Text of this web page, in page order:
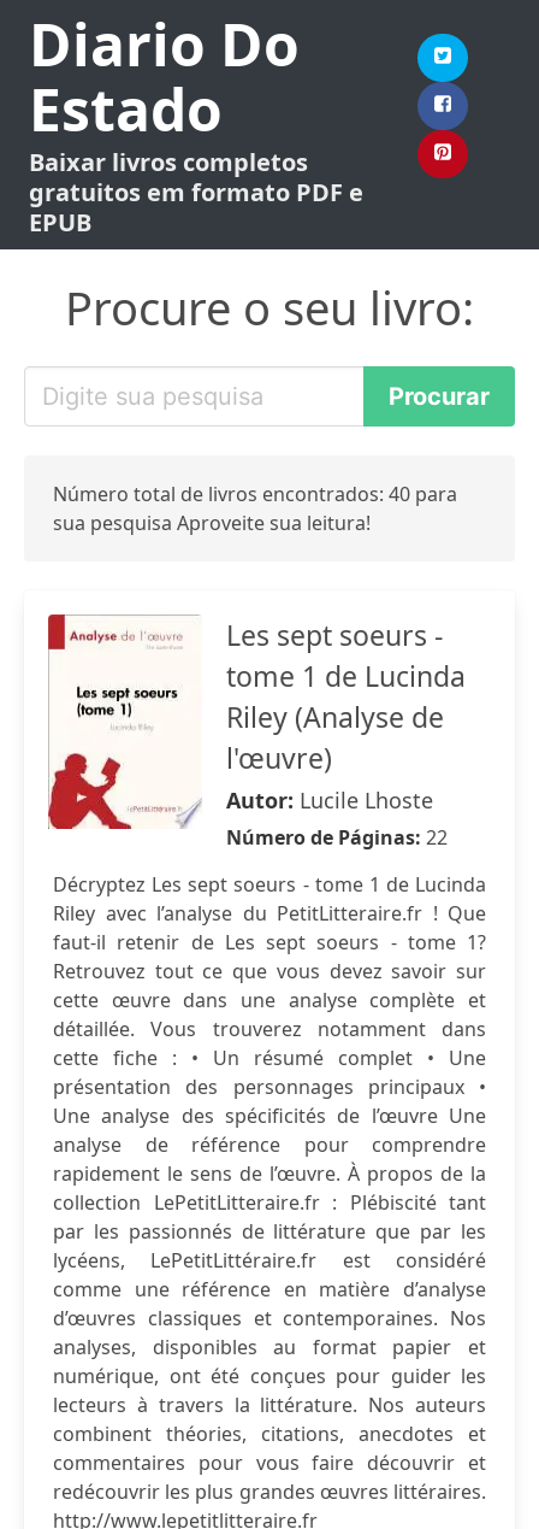
Diario Do
Estado
Baixar livros completos
gratuitos em formato PDF e
EPUB
Procure o seu livro:
Número total de livros encontrados: 40 para
sua pesquisa Aproveite sua leitura!
Les sept soeurs -
tome 1 de Lucinda
Riley (Analyse de
l'œuvre)
Autor: Lucile Lhoste
Número de Páginas: 22
Décryptez Les sept soeurs - tome 1 de Lucinda
Riley avec l’analyse du PetitLitteraire.fr ! Que
faut-il retenir de Les sept soeurs - tome 1?
Retrouvez tout ce que vous devez savoir sur
cette œuvre dans une analyse complète et
détaillée. Vous trouverez notamment dans
cette fiche : • Un résumé complet • Une
présentation des personnages principaux •
Une analyse des spécificités de l’œuvre Une
analyse de référence pour comprendre
rapidement le sens de l’œuvre. À propos de la
collection LePetitLitteraire.fr : Plébiscité tant
par les passionnés de littérature que par les
lycéens, LePetitLittéraire.fr est considéré
comme une référence en matière d’analyse
d’œuvres classiques et contemporaines. Nos
analyses, disponibles au format papier et
numérique, ont été conçues pour guider les
lecteurs à travers la littérature. Nos auteurs
combinent théories, citations, anecdotes et
commentaires pour vous faire découvrir et
redécouvrir les plus grandes œuvres littéraires.
http://www.lepetitlitteraire.fr